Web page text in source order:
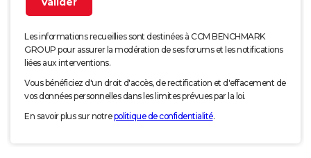
Les informations recueillies sont destinées à CCM BENCHMARK
GROUP pour assurer la modération de ses forums et les notifications
liées aux interventions.
Vous bénéficiez d'un droit d'accès, de rectification et d'effacement de
vos données personnelles dans les limites prévues par la loi.
En savoir plus sur notrepolitique de confidentialité.